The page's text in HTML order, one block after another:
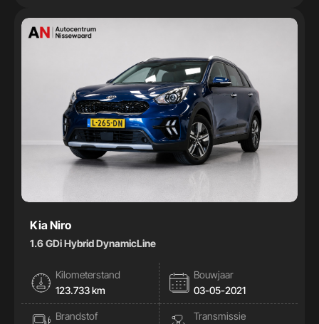
Kia Niro
1.6 GDi Hybrid DynamicLine
Kilometerstand
123.733 km
Bouwjaar
03-05-2021
Brandstof
Transmissie